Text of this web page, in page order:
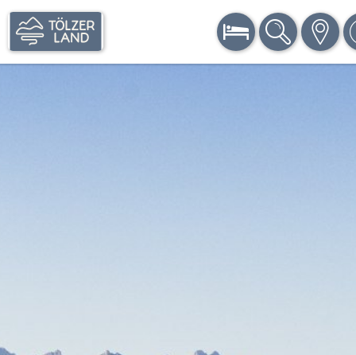
BUCHEN SUCHE KARTE